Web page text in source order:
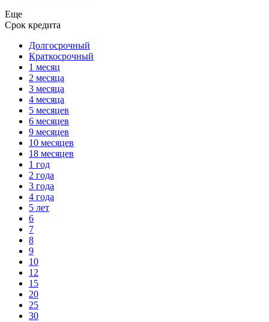
Еще
Срок кредита
Долгосрочный
Краткосрочный
1 месяц
2 месяца
3 месяца
4 месяца
5 месяцев
6 месяцев
9 месяцев
10 месяцев
18 месяцев
1 год
2 года
3 года
4 года
5 лет
6
7
8
9
10
12
15
20
25
30